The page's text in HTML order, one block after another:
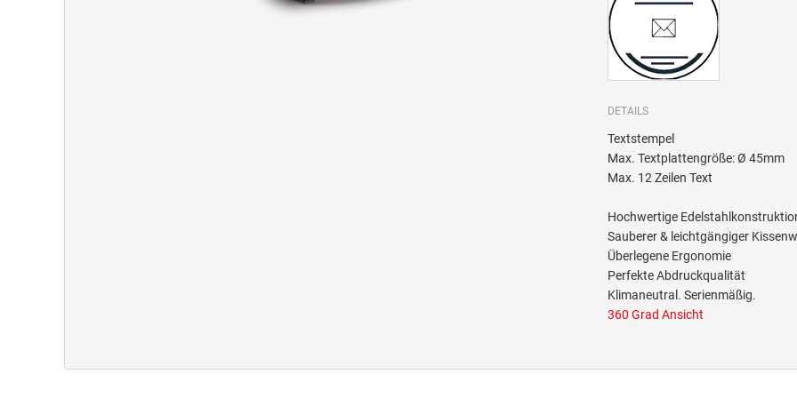
DETAILS
Textstempel
Max. Textplattengröße: Ø 45mm
Max. 12 Zeilen Text
Hochwertige
Sauberer & leichtgängiger
Überlegene Ergonomie
Perfekte Abdruckqualität
Klimaneutral. Serienmäßig.
360 Grad Ansicht